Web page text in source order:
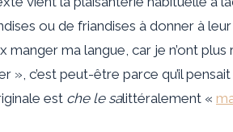
ou de friandises à donner à
manger ma langue, car je n’ont plus
», c’est peut-être parce qu’il
est che le salittéralement «